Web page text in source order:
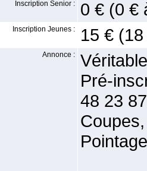
Inscription Senior : 0 € (0 €
Inscription Jeunes : 15 €
Annonce :
Pré-
48 23